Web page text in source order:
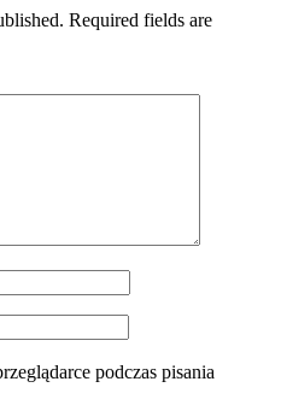
Required fields are
podczas pisania